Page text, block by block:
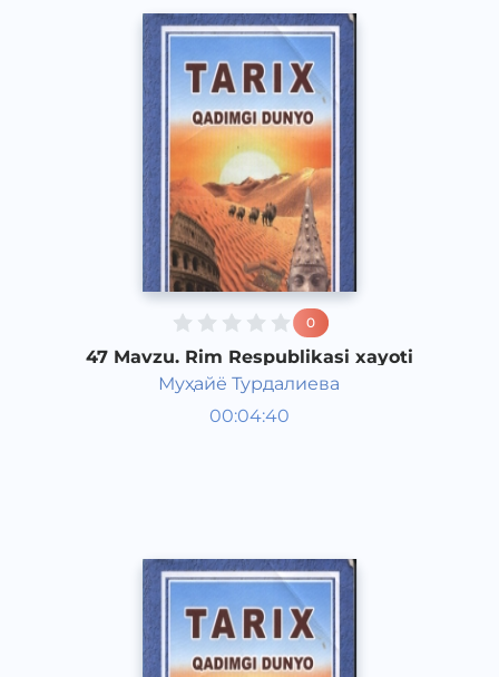
0
47 Mavzu. Rim Respublikasi xayoti
Муҳайё Турдалиева
00:04:40
Qadimgi dunyo tarixi 6 sinf